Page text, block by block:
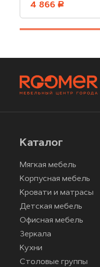
4 866 руб.
Каталог
Мягкая мебель
Корпусная мебель
Кровати и матрасы
Детская мебель
Офисная мебель
Зеркала
Кухни
Столовые группы